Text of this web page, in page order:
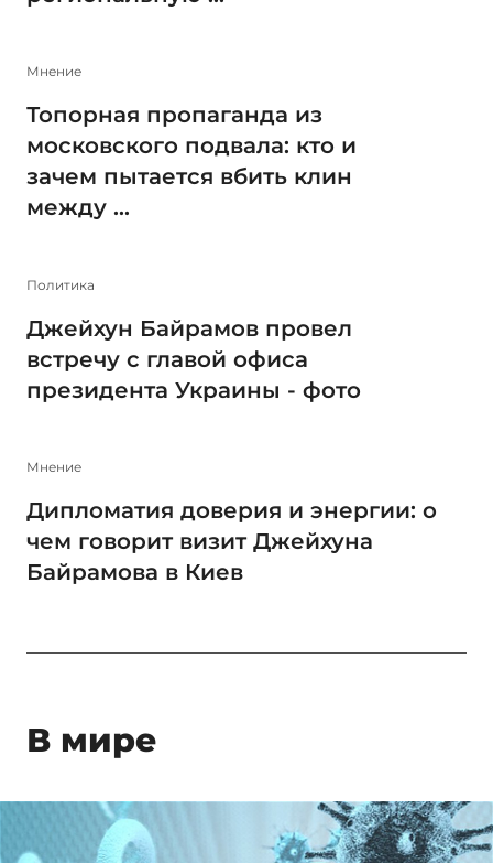
Мнение
Топорная пропаганда из
московского подвала: кто и
зачем пытается вбить клин
между ...
Политика
Джейхун Байрамов провел
встречу с главой офиса
президента Украины - фото
Мнение
Дипломатия доверия и энергии: о
чем говорит визит Джейхуна
Байрамова в Киев
В мире